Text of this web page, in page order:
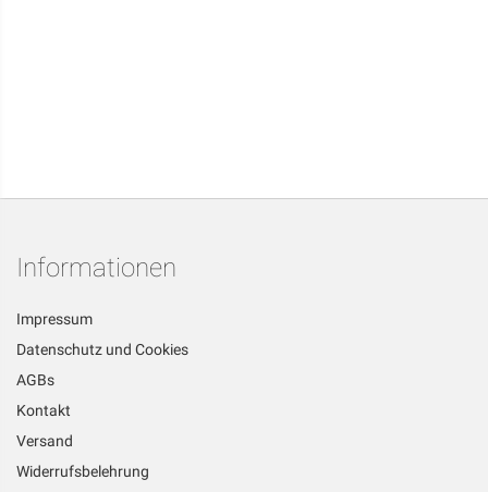
Informationen
Impressum
Datenschutz und Cookies
AGBs
Kontakt
Versand
Widerrufsbelehrung